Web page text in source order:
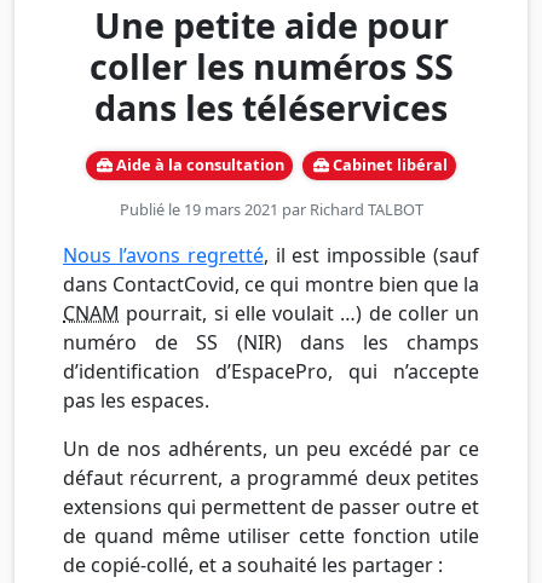
Une petite aide pour
coller les numéros SS
dans les téléservices
Aide à la consultation Cabinet libéral
Publié le 19 mars 2021 par Richard TALBOT
Nous l’avons regretté, il est impossible (sauf
dans ContactCovid, ce qui montre bien que la
CNAM pourrait, si elle voulait …) de coller un
numéro de SS (NIR) dans les champs
d’identification d’EspacePro, qui n’accepte
pas les espaces.
Un de nos adhérents, un peu excédé par ce
défaut récurrent, a programmé deux petites
extensions qui permettent de passer outre et
de quand même utiliser cette fonction utile
de copié-collé, et a souhaité les partager :